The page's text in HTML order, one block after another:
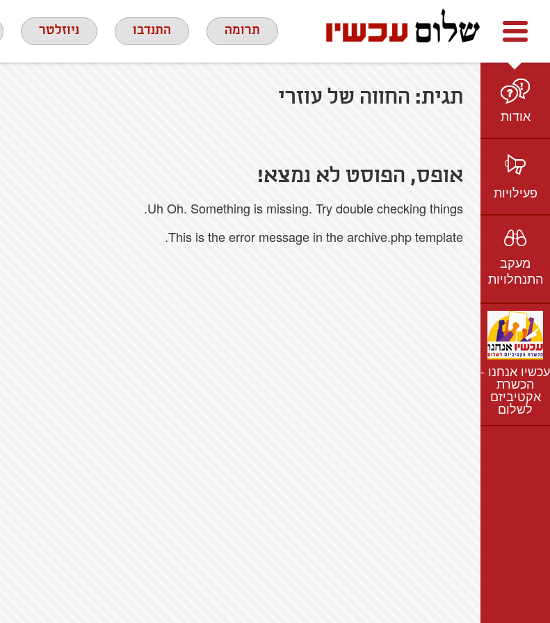
תרומה התנדבו ניוזלטר Facebookyoutube twitter
אודות
הצוות
חזון ועמדות
אמיל גרינצווייג
שקיפות
פעילויות
ברשת
בתקשורת
וידאו
מעקב
התנחלויות
נתונים
חדשות
נושאים
רשימת התנחלויות
מפת התנחלויות
עכשיו אנחנו -
הכשרת
אקטיביזם
לשלום
תגית: החווה של עוזרי
אופס, הפוסט לא נמצא!
Uh Oh. Something is missing. Try double checking things.
This is the error message in the archive.php template.